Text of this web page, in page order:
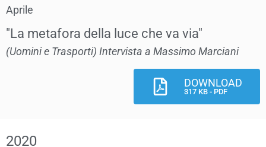
Aprile
"La metafora della luce che va via"
(Uomini e Trasporti) Intervista a Massimo Marciani
DOWNLOAD
317 KB - PDF
2020